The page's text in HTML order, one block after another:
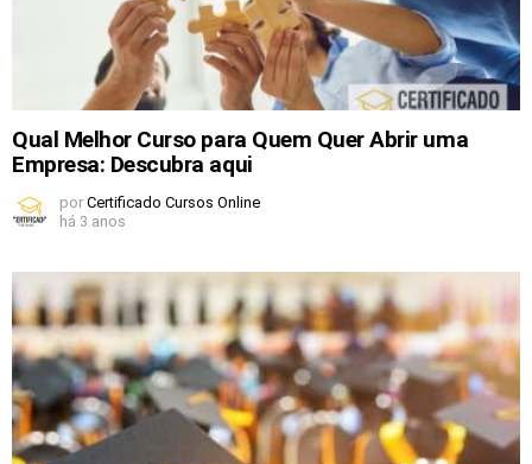
Qual Melhor Curso para Quem Quer Abrir uma
Empresa: Descubra aqui
por Certificado Cursos Online
há 3 anos